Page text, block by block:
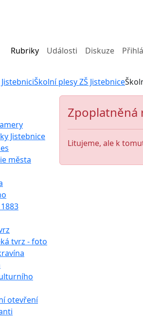
Rubriky Události Diskuze
Školní plesy ZŠ Jistebnice
Litujeme, ale k
Jistebnice
města
tvrz - foto
otevření